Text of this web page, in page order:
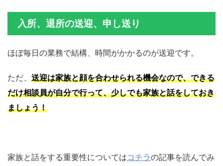
入所、退所の送迎、申し送り
ほぼ毎日の業務で結構、時間がかかるのが送迎です。
ただ、 送迎は家族と顔を合わせられる機会なので、できる
だけ相談員が自分で行って、少しでも家族と話をしておき
ましょう！
家族と話をする重要性についてはコチラの記事を読んでみ